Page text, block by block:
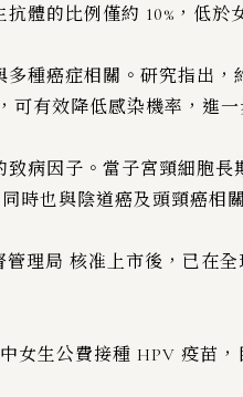
體的比例僅約 10%，低於
種癌症相關。研究指出
有效降低感染機率，進
病因子。當子宮頸細胞
時也與陰道癌及頭頸癌相
理局 核准上市後，已在
女生公費接種 HPV 疫苗